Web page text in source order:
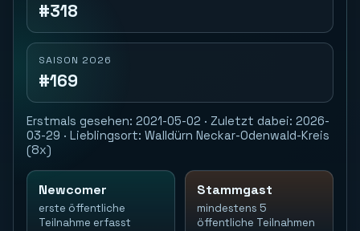
#318
SAISON 2026
#169
Erstmals gesehen: 2021-05-02 · Zuletzt dabei: 2026-
03-29 · Lieblingsort: Walldürn Neckar-Odenwald-Kreis
(8x)
Newcomer
erste öffentliche
Teilnahme erfasst
Stammgast
mindestens 5
öffentliche Teilnahmen